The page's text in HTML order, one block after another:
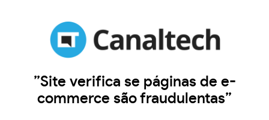
”Site verifica se páginas de e-
commerce são fraudulentas”